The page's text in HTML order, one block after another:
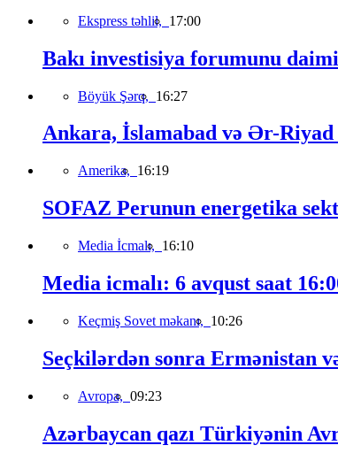
Ekspress təhlil, 17:00
Bakı investisiya forumunu
Böyük Şərq, 16:27
Ankara, İslamabad və Ər-
Amerika, 16:19
SOFAZ Perunun energetika
Media İcmalı, 16:10
Media icmalı: 6 avqust saat
Keçmiş Sovet məkanı, 10:26
Seçkilərdən sonra Ermənistan
Avropa, 09:23
Azərbaycan qazı Türkiyənin